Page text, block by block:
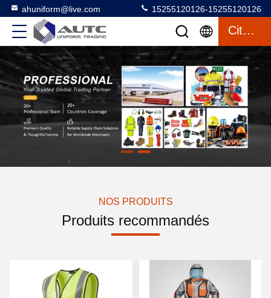
ahuniform@live.com 15255120126-15255120126
Citation
NOS PRODUITS
Produits recommandés